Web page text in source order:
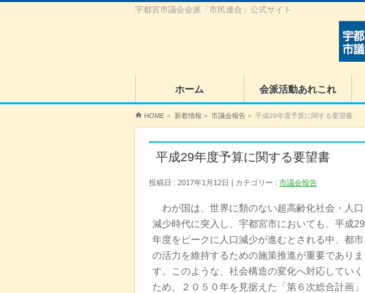
宇都宮市議会会派「市民連合」公式サイト
ホーム 会派活動あれこれ
HOME » 新着情報 » 市議会報告 » 平成29年度予算に関する要望書
平成29年度予算に関する要望書
投稿日 : 2017年1月12日 カテゴリー : 市議会報告
わが国は、世界に類のない超高齢化社会・人口
減少時代に突入し、宇都宮市においても、平成29
年度をピークに人口減少が進むとされる中、都市
の活力を維持するための施策推進が重要でありま
す。このような、社会構造の変化へ対応していく
ため、２０５０年を見据えた「第６次総合計画」